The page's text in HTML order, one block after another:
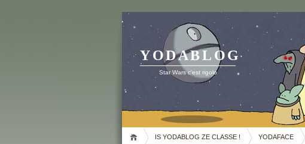
YODABLOG
Star Wars c'est rigolo
IS YODABLOG ZE CLASSE ! YODAFACE